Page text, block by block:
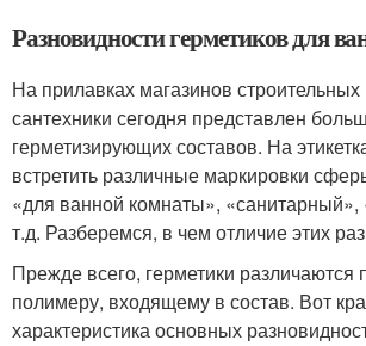
Разновидности герметиков для
На прилавках магазинов
сантехники сегодня представлен
герметизирующих составов. На
встретить различные маркировки
«для ванной комнаты», «санитарный»,
т.д. Разберемся, в чем отличие этих
Прежде всего, герметики различаются
полимеру, входящему в состав. Вот
характеристика основных